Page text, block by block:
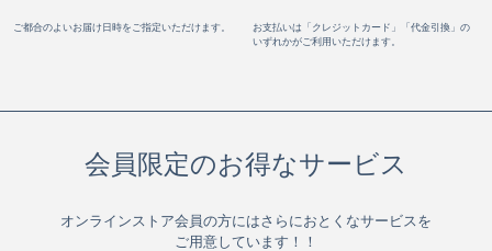
ご都合のよいお届け日時をご指定いただけます。
お支払いは「クレジットカード」「代金引換」の
いずれかがご利用いただけます。
会員限定のお得なサービス
オンラインストア会員の方にはさらにおとくなサービスを
ご用意しています！！